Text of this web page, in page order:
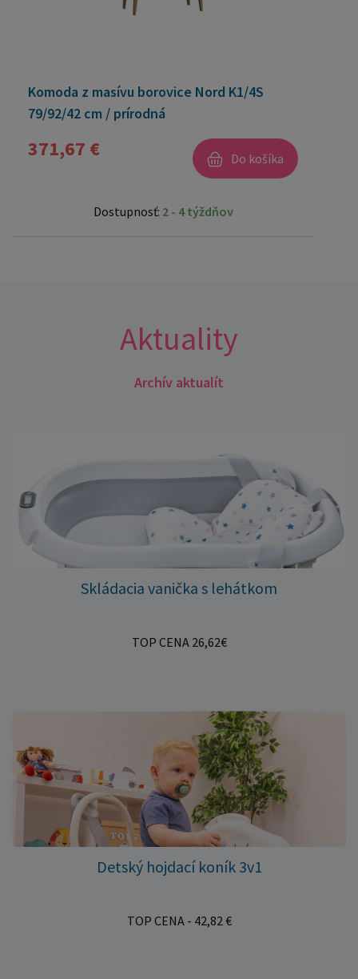
Komoda z masívu borovice Nord K1/4S
79/92/42 cm / prírodná
371,67 € Do košíka
Dostupnosť: 2 - 4 týždňov
Aktuality
Archív aktualít
Skládacia vanička s lehátkom
TOP CENA 26,62€
Detský hojdací koník 3v1
TOP CENA - 42,82 €